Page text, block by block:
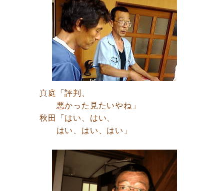
真庭「評判、
悪かった見たいやね」
秋田「はい、はい、
はい、はい、はい」